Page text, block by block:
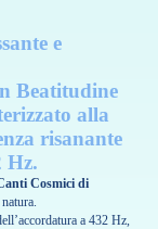
e
Beatitudine
alla
risanante
Hz.
Cosmici di
a 432 Hz,